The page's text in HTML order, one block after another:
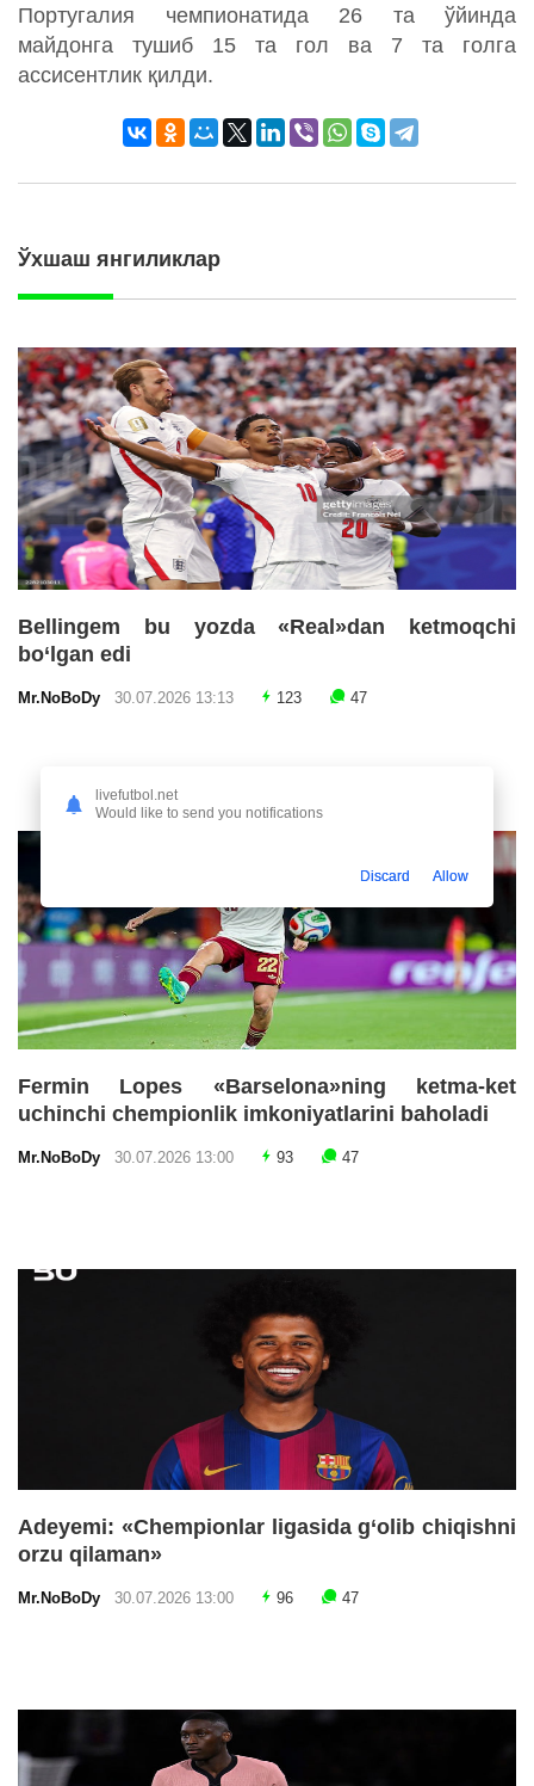
Португалия чемпионатида 26 та ўйинда
майдонга тушиб 15 та гол ва 7 та голга
ассисентлик қилди.
Ўхшаш янгиликлар
Bellingem bu yozda «Real»dan ketmoqchi
bo‘lgan edi
Mr.NoBoDy 30.07.2026 13:13 123 47
Fermin Lopes «Barselona»ning ketma-ket
uchinchi chempionlik imkoniyatlarini baholadi
Mr.NoBoDy 30.07.2026 13:00 93 47
Adeyemi: «Chempionlar ligasida g‘olib chiqishni
orzu qilaman»
Mr.NoBoDy 30.07.2026 13:00 96 47
livefutbol.net
Would like to send you notifications
Discard Allow